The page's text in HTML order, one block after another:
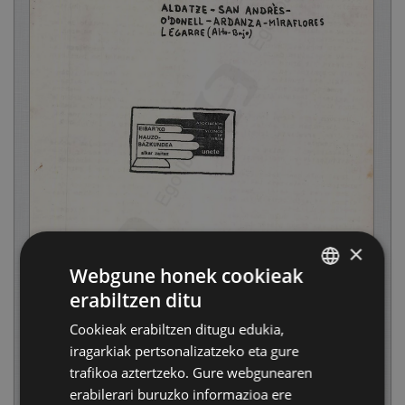
×
Webgune honek cookieak
erabiltzen ditu
Cookieak erabiltzen ditugu edukia,
iragarkiak pertsonalizatzeko eta gure
trafikoa aztertzeko. Gure webgunearen
erabilerari buruzko informazioa ere